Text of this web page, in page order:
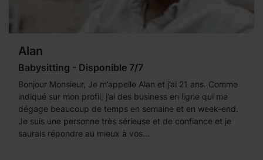
Alan
Babysitting - Disponible 7/7
Bonjour Monsieur, Je m’appelle Alan et j’ai 21 ans. Comme
indiqué sur mon profil, j’ai des business en ligne qui me
dégage beaucoup de temps en semaine et en week-end.
Je suis une personne très sérieuse et de confiance et je
saurais répondre au mieux à vos...